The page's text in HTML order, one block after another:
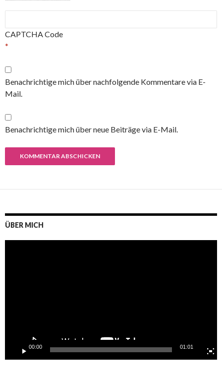
CAPTCHA Code
*
Benachrichtige mich über nachfolgende Kommentare via E-
Mail.
Benachrichtige mich über neue Beiträge via E-Mail.
ÜBER MICH
00:00 01:01